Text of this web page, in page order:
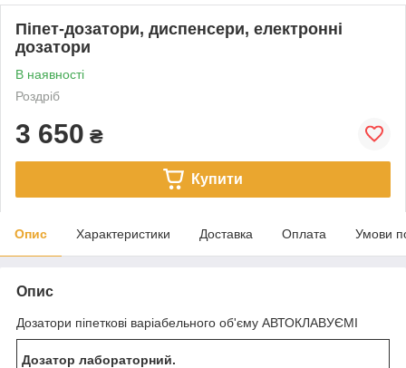
Піпет-дозатори, диспенсери, електронні
дозатори
В наявності
Роздріб
3 650 ₴
Купити
Опис Характеристики Доставка Оплата Умови
Опис
Дозатори піпеткові варіабельного об'єму АВТОКЛАВУЄМІ
Дозатор лабораторний.